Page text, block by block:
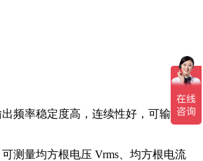
频率稳定度高，连续性好，可输出频
测量均方根电压 Vrms、均方根电流